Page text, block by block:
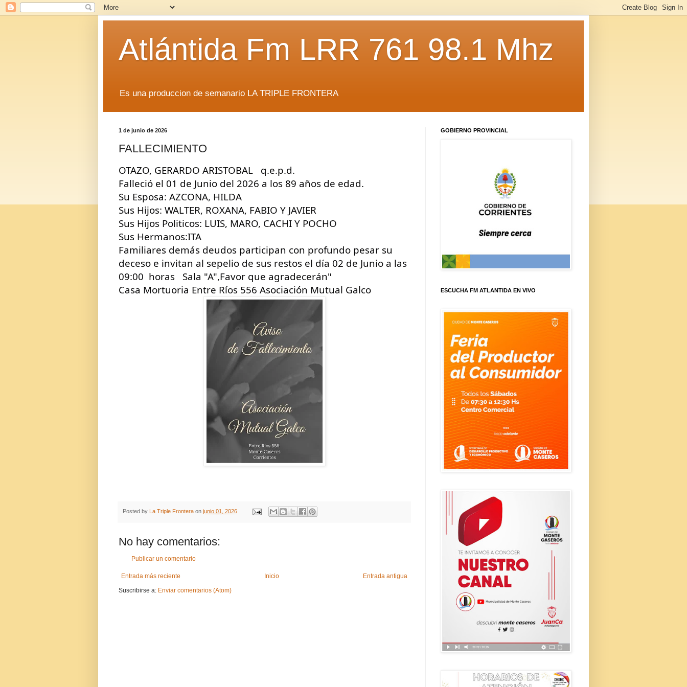
Atlántida Fm LRR 761 98.1 Mhz
Es una produccion de semanario LA TRIPLE FRONTERA
1 de junio de 2026
FALLECIMIENTO
OTAZO, GERARDO ARISTOBAL   q.e.p.d.
Falleció el 01 de Junio del 2026 a los 89 años de edad.
Su Esposa: AZCONA, HILDA
Sus Hijos: WALTER, ROXANA, FABIO Y JAVIER
Sus Hijos Politicos: LUIS, MARO, CACHI Y POCHO
Sus Hermanos:ITA
Familiares demás deudos participan con profundo pesar su
deceso e invitan al sepelio de sus restos el día 02 de Junio a las
09:00  horas   Sala "A",Favor que agradecerán"
Casa Mortuoria Entre Ríos 556 Asociación Mutual Galco
Posted by La Triple Frontera on junio 01, 2026
No hay comentarios:
Publicar un comentario
Entrada más reciente Entrada antigua
Inicio
Suscribirse a: Enviar comentarios (Atom)
GOBIERNO PROVINCIAL
ESCUCHA FM ATLANTIDA EN VIVO